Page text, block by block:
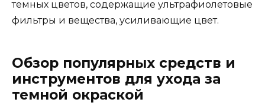
темных цветов, содержащие ультрафиолетовые
фильтры и вещества, усиливающие цвет.
Обзор популярных средств и
инструментов для ухода за
темной окраской